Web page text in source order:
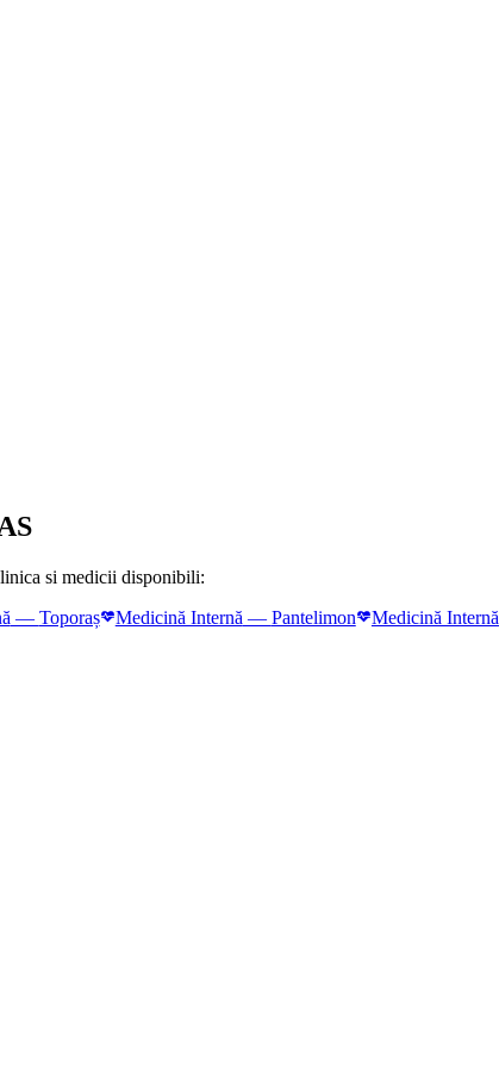
si medicii disponibili:
— Toporaș Medicină Internă — Pantelimon Medicină Internă